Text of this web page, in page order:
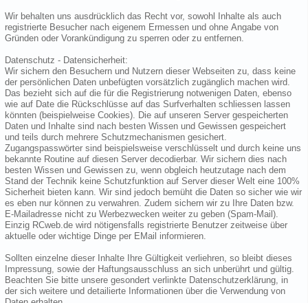
Wir behalten uns ausdrücklich das Recht vor, sowohl Inhalte als auch
registrierte Besucher nach eigenem Ermessen und ohne Angabe von
Gründen oder Vorankündigung zu sperren oder zu entfernen.
Datenschutz - Datensicherheit:
Wir sichern den Besuchern und Nutzern dieser Webseiten zu, dass keine
der persönlichen Daten unbefügten vorsätzlich zugänglich machen wird.
Das bezieht sich auf die für die Registrierung notwenigen Daten, ebenso
wie auf Date die Rückschlüsse auf das Surfverhalten schliessen lassen
könnten (beispielweise Cookies). Die auf unseren Server gespeicherten
Daten und Inhalte sind nach besten Wissen und Gewissen gespeichert
und teils durch mehrere Schutzmechanismen gesichert.
Zugangspasswörter sind beispielsweise verschlüsselt und durch keine uns
bekannte Routine auf diesen Server decodierbar. Wir sichern dies nach
besten Wissen und Gewissen zu, wenn obgleich heutzutage nach dem
Stand der Technik keine Schutzfunktion auf Server dieser Welt eine 100%
Sicherheit bieten kann. Wir sind jedoch bemüht die Daten so sicher wie wir
es eben nur können zu verwahren. Zudem sichern wir zu Ihre Daten bzw.
E-Mailadresse nicht zu Werbezwecken weiter zu geben (Spam-Mail).
Einzig RCweb.de wird nötigensfalls registrierte Benutzer zeitweise über
aktuelle oder wichtige Dinge per EMail informieren.
Sollten einzelne dieser Inhalte Ihre Gültigkeit verliehren, so bleibt dieses
Impressung, sowie der Haftungsausschluss an sich unberührt und gültig.
Beachten Sie bitte unsere gesondert verlinkte Datenschutzerklärung, in
der sich weitere und detailierte Informationen über die Verwendung von